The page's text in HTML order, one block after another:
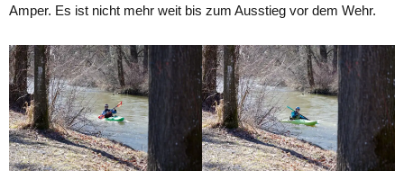
Amper. Es ist nicht mehr weit bis zum Ausstieg vor dem Wehr.